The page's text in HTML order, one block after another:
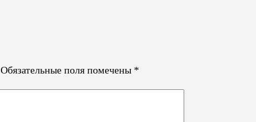
Обязательные поля помечены *